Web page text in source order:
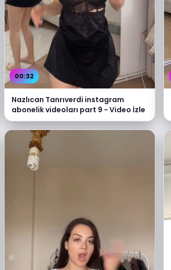
00:32
Nazlıcan Tanrıverdi instagram
abonelik videoları part 9 - Video İzle